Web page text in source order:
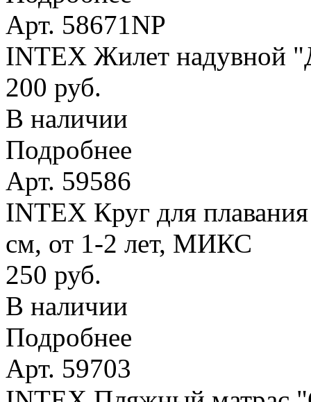
Арт. 58671NP
INTEX Жилет надувной
200 руб.
В наличии
Подробнее
Арт. 59586
INTEX Круг для
см, от 1-2 лет, МИКС
250 руб.
В наличии
Подробнее
Арт. 59703